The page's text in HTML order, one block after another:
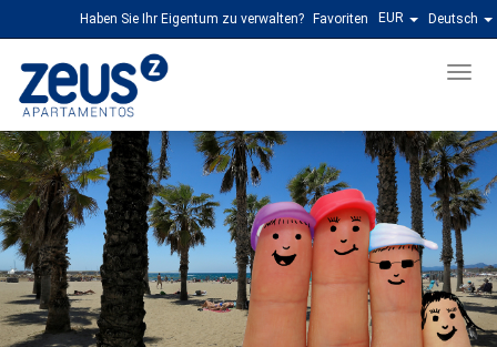
Deutsch
EUR
Favoriten
Haben Sie Ihr Eigentum zu verwalten?
Menu